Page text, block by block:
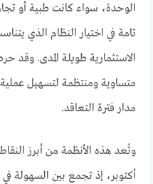
الوحدة، سواء كانت طبية أو
تامة في اختيار النظام الذي
الاستثمارية طويلة المدى. وقد
متساوية ومنتظمة لتسهيل
مدار فترة التعاقد.
وتُعد هذه الأنظمة من أبرز
أكتوبر، إذ تجمع بين السهولة في